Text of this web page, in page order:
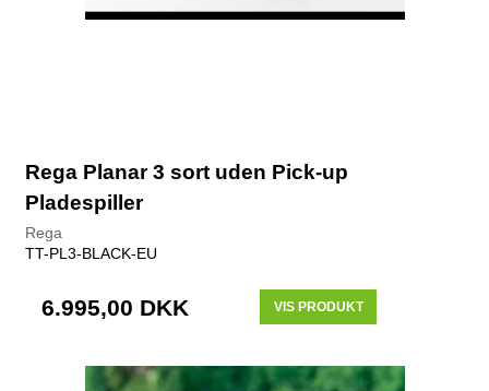
Rega Planar 3 sort uden Pick-up
Pladespiller
Rega
TT-PL3-BLACK-EU
6.995,00 DKK VIS PRODUKT